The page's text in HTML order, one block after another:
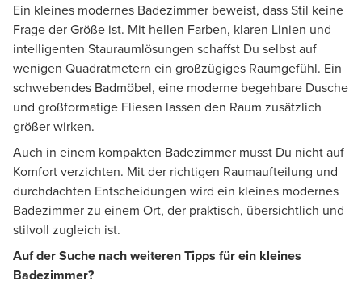
Ein kleines modernes Badezimmer beweist, dass Stil keine
Frage der Größe ist. Mit hellen Farben, klaren Linien und
intelligenten Stauraumlösungen schaffst Du selbst auf
wenigen Quadratmetern ein großzügiges Raumgefühl. Ein
schwebendes Badmöbel, eine moderne begehbare Dusche
und großformatige Fliesen lassen den Raum zusätzlich
größer wirken.
Auch in einem kompakten Badezimmer musst Du nicht auf
Komfort verzichten. Mit der richtigen Raumaufteilung und
durchdachten Entscheidungen wird ein kleines modernes
Badezimmer zu einem Ort, der praktisch, übersichtlich und
stilvoll zugleich ist.
Auf der Suche nach weiteren Tipps für ein kleines
Badezimmer?